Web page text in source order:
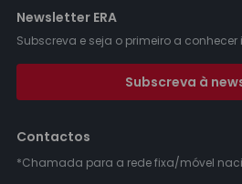
Newsletter ERA
Subscreva e seja o primeiro a
Subscreva à
Contactos
*Chamada para a rede fixa/móvel